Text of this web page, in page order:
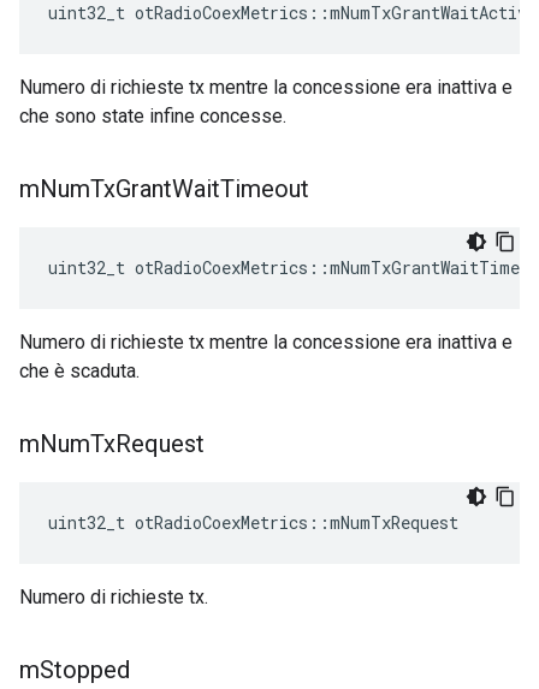
uint32_t otRadioCoexMetrics ::
Numero di richieste tx mentre la concessione era inattiva e
che sono state infine concesse.
mNumTxGrantWaitTimeout
uint32_t otRadioCoexMetrics ::
Numero di richieste tx mentre la concessione era inattiva e
che è scaduta.
mNumTxRequest
uint32_t otRadioCoexMetrics ::mNumTxRequest
Numero di richieste tx.
mStopped